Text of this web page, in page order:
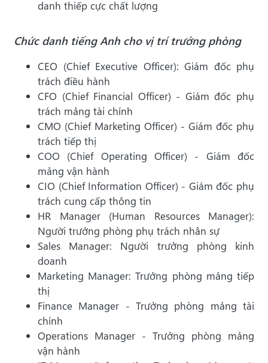
danh thiếp cực chất lượng
Chức danh tiếng Anh cho vị trí trưởng phòng
CEO (Chief Executive Officer): Giám đốc phụ
trách điều hành
CFO (Chief Financial Officer) - Giám đốc phụ
trách mảng tài chính
CMO (Chief Marketing Officer) - Giám đốc phụ
trách tiếp thị
COO (Chief Operating Officer) - Giám đốc
mảng vận hành
CIO (Chief Information Officer) - Giám đốc phụ
trách cung cấp thông tin
HR Manager (Human Resources Manager):
Người trưởng phòng phụ trách nhân sự
Sales Manager: Người trưởng phòng kinh
doanh
Marketing Manager: Trưởng phòng mảng tiếp
thị
Finance Manager - Trưởng phòng mảng tài
chính
Operations Manager - Trưởng phòng mảng
vận hành